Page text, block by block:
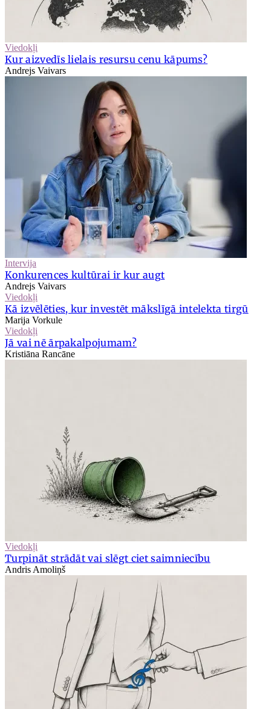
Viedokļi
Kur aizvedīs lielais resursu cenu kāpums?
Andrejs Vaivars
Intervija
Konkurences kultūrai ir kur augt
Andrejs Vaivars
Viedokļi
Kā izvēlēties, kur investēt mākslīgā intelekta tirgū
Marija Vorkule
Viedokļi
Jā vai nē ārpakalpojumam?
Kristiāna Rancāne
Viedokļi
Turpināt strādāt vai slēgt ciet saimniecību
Andris Amoliņš